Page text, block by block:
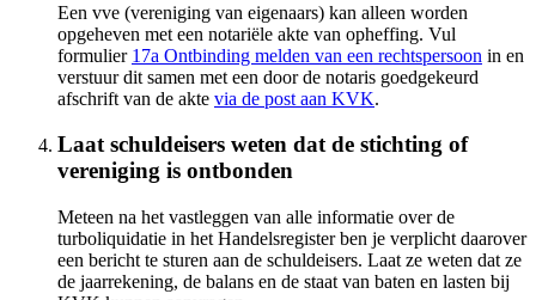
Een vve (vereniging van eigenaars) kan alleen worden
opgeheven met een notariële akte van opheffing. Vul
formulier 17a Ontbinding melden van een rechtspersoon in en
verstuur dit samen met een door de notaris goedgekeurd
afschrift van de akte via de post aan KVK.
Laat schuldeisers weten dat de stichting of
vereniging is ontbonden
Meteen na het vastleggen van alle informatie over de
turboliquidatie in het Handelsregister ben je verplicht daarover
een bericht te sturen aan de schuldeisers. Laat ze weten dat ze
de jaarrekening, de balans en de staat van baten en lasten bij